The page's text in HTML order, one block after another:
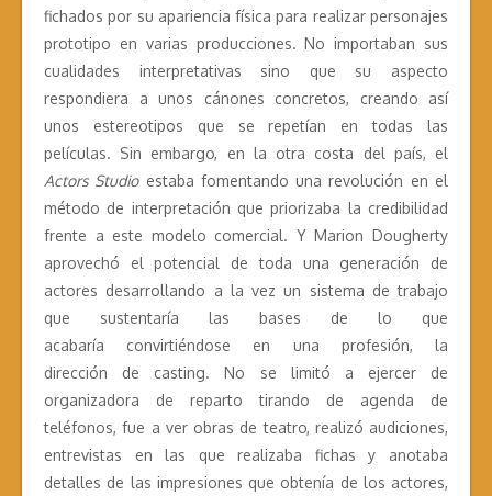
fichados por su apariencia física para realizar personajes
prototipo en varias producciones. No importaban sus
cualidades interpretativas sino que su aspecto
respondiera a unos cánones concretos, creando así
unos estereotipos que se repetían en todas las
películas. Sin embargo, en la otra costa del país, el
Actors Studioestaba fomentando una revolución en el
método de interpretación que priorizaba la credibilidad
frente a este modelo comercial. Y Marion Dougherty
aprovechó el potencial de toda una generación de
actores desarrollando a la vez un sistema de trabajo
que sustentaría las bases de lo que
acabaría convirtiéndose en una profesión, la
dirección de casting. No se limitó a ejercer de
organizadora de reparto tirando de agenda de
teléfonos, fue a ver obras de teatro, realizó audiciones,
entrevistas en las que realizaba fichas y anotaba
detalles de las impresiones que obtenía de los actores,